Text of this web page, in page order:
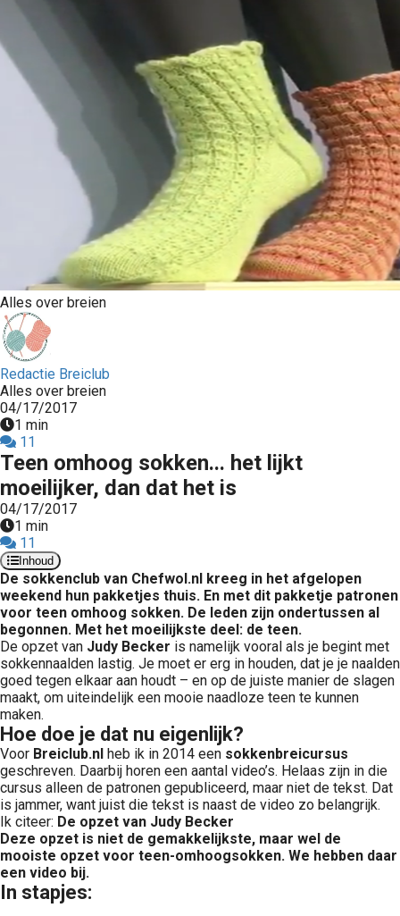
Alles over breien
Redactie Breiclub
Alles over breien
04/17/2017
1 min
11
Teen omhoog sokken... het lijkt
moeilijker, dan dat het is
04/17/2017
1 min
11
Inhoud
De sokkenclub van Chefwol.nl kreeg in het afgelopen
weekend hun pakketjes thuis. En met dit pakketje patronen
voor teen omhoog sokken. De leden zijn ondertussen al
begonnen. Met het moeilijkste deel: de teen.
De opzet van Judy Becker is namelijk vooral als je begint met
sokkennaalden lastig. Je moet er erg in houden, dat je je naalden
goed tegen elkaar aan houdt – en op de juiste manier de slagen
maakt, om uiteindelijk een mooie naadloze teen te kunnen
maken.
Hoe doe je dat nu eigenlijk?
Voor Breiclub.nl heb ik in 2014 een sokkenbreicursus
geschreven. Daarbij horen een aantal video’s. Helaas zijn in die
cursus alleen de patronen gepubliceerd, maar niet de tekst. Dat
is jammer, want juist die tekst is naast de video zo belangrijk.
Ik citeer: De opzet van Judy Becker
Deze opzet is niet de gemakkelijkste, maar wel de
mooiste opzet voor teen-omhoogsokken. We hebben daar
een video bij.
In stapjes: